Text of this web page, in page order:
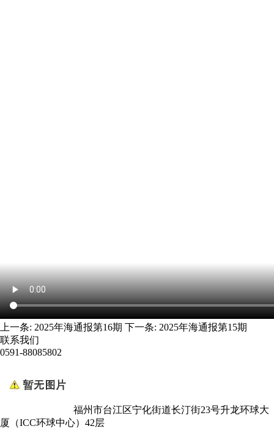
上一条: 2025年海通报第16期 下一条: 2025年海通报第15期
联系我们
0591-88085802
福州市台江区宁化街道长汀街23号升龙环球大
厦（ICC环球中心）42层